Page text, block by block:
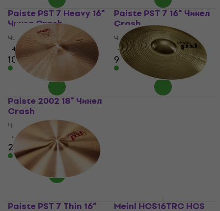
Paiste PST 7 Heavy 16"
Чинел Crash
Чинел Crash
4,9 /5
104 €
В наличност
Paiste PST 7 16" Чинел
Crash
Чинел Crash
4,9/5
95,30 €
В наличност
Paiste 2002 18" Чинел
Crash
Чинел Crash
4,6
268 €
В наличност
Paiste PST 7 Thin 16" Meinl HCS16TRC HCS